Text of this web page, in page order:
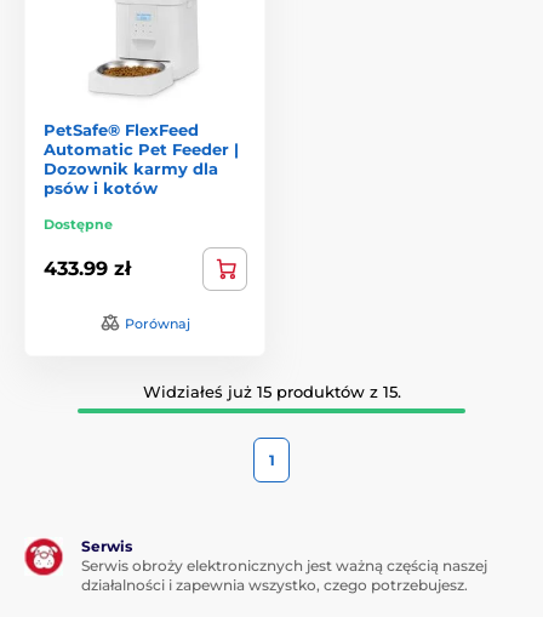
PetSafe® FlexFeed
Automatic Pet Feeder |
Dozownik karmy dla
psów i kotów
Dostępne
433.99 zł
Porównaj
Widziałeś już 15 produktów z 15.
1
Serwis
Serwis obroży elektronicznych jest ważną częścią naszej
działalności i zapewnia wszystko, czego potrzebujesz.